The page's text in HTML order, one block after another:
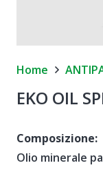
Home
EKO OIL
Composizione:
Olio minerale